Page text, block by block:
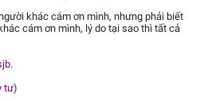
khác cám ơn mình, nhưng phải biết
cám ơn mình, lý do tại sao thì tất cả
tư)